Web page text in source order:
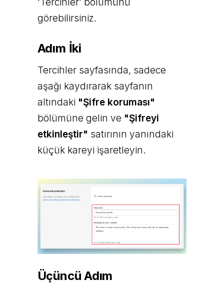
‘Tercihler’ bölümünü
görebilirsiniz.
Adım İki
Tercihler sayfasında, sadece
aşağı kaydırarak sayfanın
altındaki "Şifre koruması"
bölümüne gelin ve "Şifreyi
etkinleştir" satırının yanındaki
küçük kareyi işaretleyin.
Üçüncü Adım